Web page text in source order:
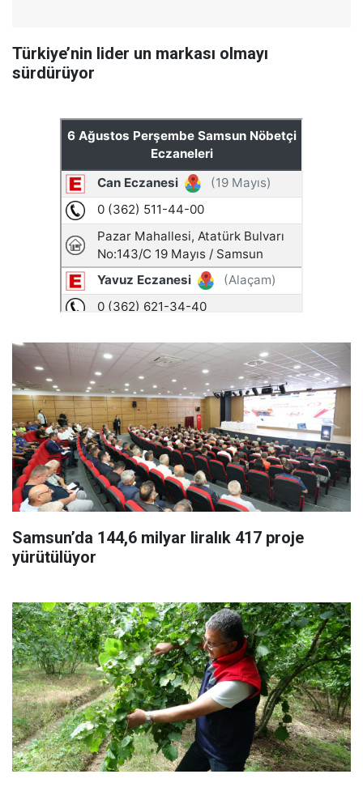
Türkiye’nin lider un markası olmayı
sürdürüyor
Samsun’da 144,6 milyar liralık 417 proje
yürütülüyor